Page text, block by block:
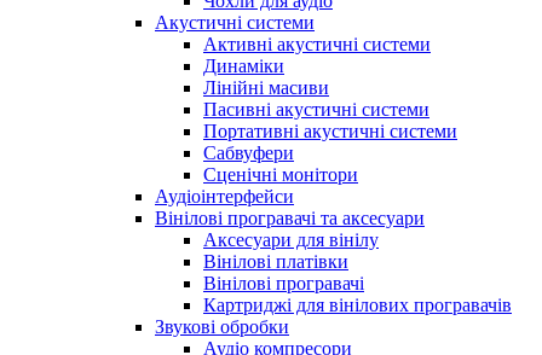
Акустичні системи
Активні акустичні системи
Динаміки
Лінійні масиви
Пасивні акустичні системи
Портативні акустичні системи
Сабвуфери
Сценічні монітори
Аудіоінтерфейси
Вінілові програвачі та аксесуари
Аксесуари для вінілу
Вінілові платівки
Вінілові програвачі
Картриджі для вінілових програвачів
Звукові обробки
Аудіо компресори